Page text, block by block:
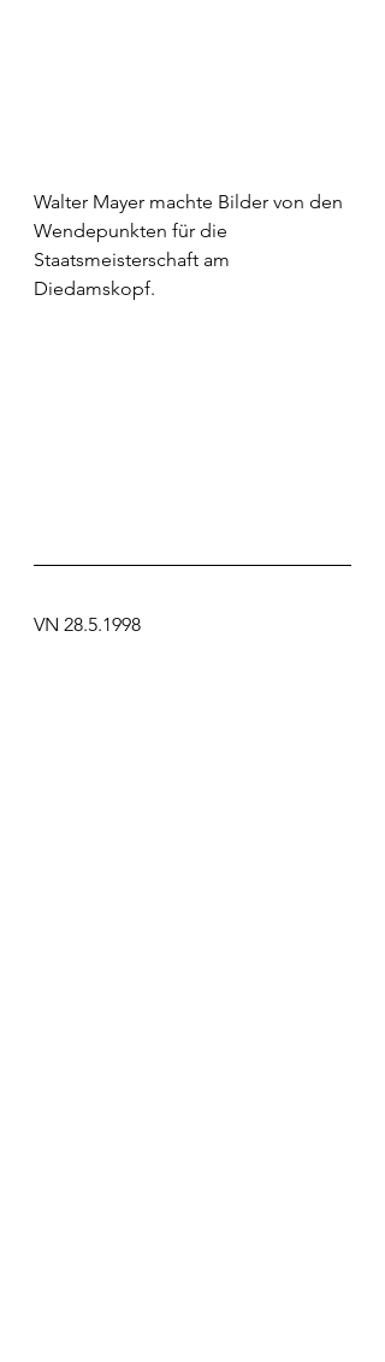
Walter Mayer machte Bilder von den
Wendepunkten für die
Staatsmeisterschaft am
Diedamskopf.
VN 28.5.1998